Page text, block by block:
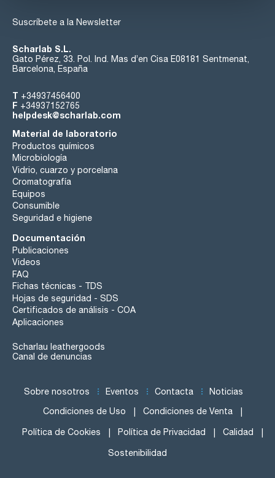
Suscríbete a la Newsletter
Scharlab S.L.
Gato Pérez, 33. Pol. Ind. Mas d’en Cisa E08181 Sentmenat,
Barcelona, España
T +34937456400
F +34937152765
helpdesk@scharlab.com
Material de laboratorio
Productos químicos
Microbiología
Vidrio, cuarzo y porcelana
Cromatografía
Equipos
Consumible
Seguridad e higiene
Documentación
Publicaciones
Videos
FAQ
Fichas técnicas - TDS
Hojas de seguridad - SDS
Certificados de análisis - COA
Aplicaciones
Scharlau leathergoods
Canal de denuncias
Sobre nosotros Eventos Contacta Noticias
Condiciones de Uso Condiciones de Venta
Política de Cookies Política de Privacidad Calidad
Sostenibilidad